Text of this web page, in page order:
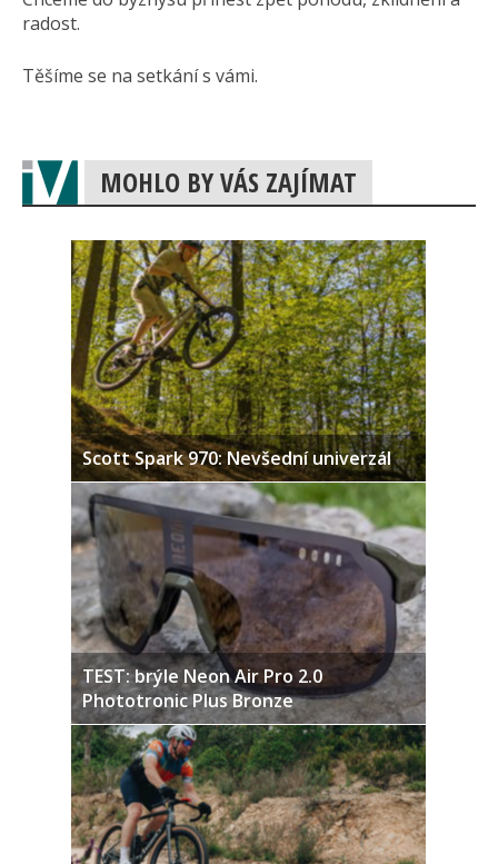
radost.
Těšíme se na setkání s vámi.
MOHLO BY VÁS ZAJÍMAT
Scott Spark 970: Nevšední univerzál
TEST: brýle Neon Air Pro 2.0
Phototronic Plus Bronze